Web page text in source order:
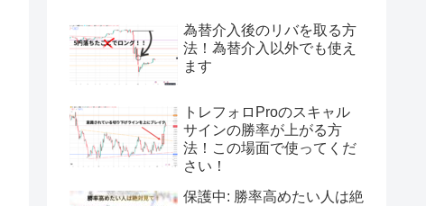
為替介入後のリバを取る方
法！為替介入以外でも使え
ます
トレフォロProのスキャル
サインの勝率が上がる方
法！この場面で使ってくだ
さい！
保護中: 勝率高めたい人は絶